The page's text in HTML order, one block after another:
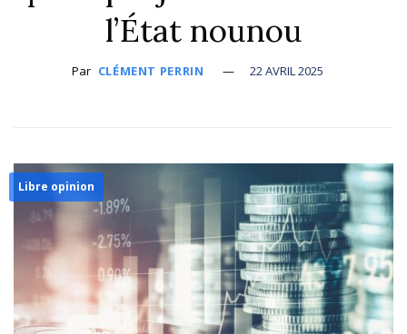
l’État nounou
Par CLÉMENT PERRIN 22 AVRIL 2025
Libre opinion